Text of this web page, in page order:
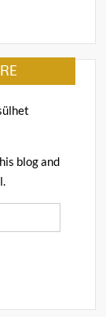
blog and